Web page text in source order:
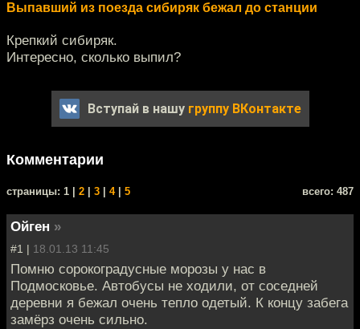
Выпавший из поезда сибиряк бежал до станции
Крепкий сибиряк.
Интересно, сколько выпил?
Вступай в нашу группу ВКонтакте
Комментарии
cтраницы: 1 | 2 3 4| 5 всего: 487
Ойген »
#1 | 18.01.13 11:45
Помню сорокоградусные морозы у нас в
Подмосковье. Автобусы не ходили, от соседней
деревни я бежал очень тепло одетый. К концу забега
замёрз очень сильно.